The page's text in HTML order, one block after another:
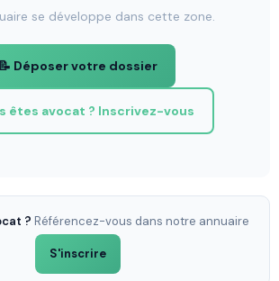
se développe dans cette zone.
📝 Déposer votre dossier
êtes avocat ? Inscrivez-vous
? Référencez-vous dans notre annuaire
S'inscrire